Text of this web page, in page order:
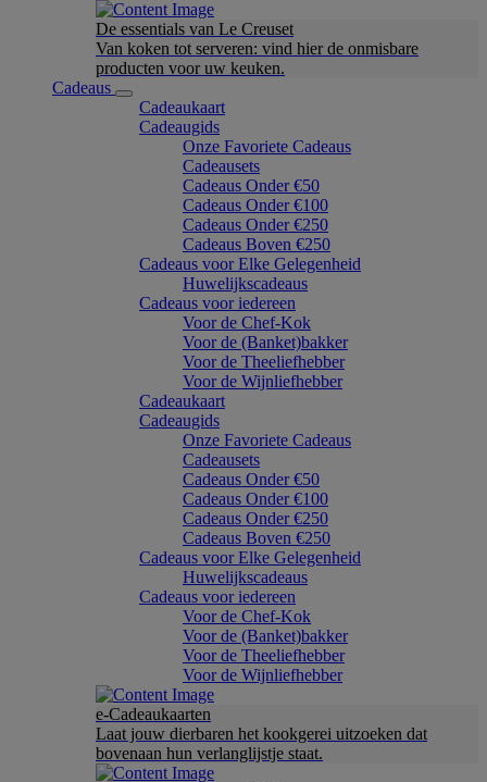
De essentials van Le Creuset
Van koken tot serveren: vind hier de onmisbare
producten voor uw keuken.
Cadeaus
Cadeaukaart
Cadeaugids
Onze Favoriete Cadeaus
Cadeausets
Cadeaus Onder €50
Cadeaus Onder €100
Cadeaus Onder €250
Cadeaus Boven €250
Cadeaus voor Elke Gelegenheid
Huwelijkscadeaus
Cadeaus voor iedereen
Voor de Chef-Kok
Voor de (Banket)bakker
Voor de Theeliefhebber
Voor de Wijnliefhebber
Cadeaukaart
Cadeaugids
Onze Favoriete Cadeaus
Cadeausets
Cadeaus Onder €50
Cadeaus Onder €100
Cadeaus Onder €250
Cadeaus Boven €250
Cadeaus voor Elke Gelegenheid
Huwelijkscadeaus
Cadeaus voor iedereen
Voor de Chef-Kok
Voor de (Banket)bakker
Voor de Theeliefhebber
Voor de Wijnliefhebber
e-Cadeaukaarten
Laat jouw dierbaren het kookgerei uitzoeken dat
bovenaan hun verlanglijstje staat.